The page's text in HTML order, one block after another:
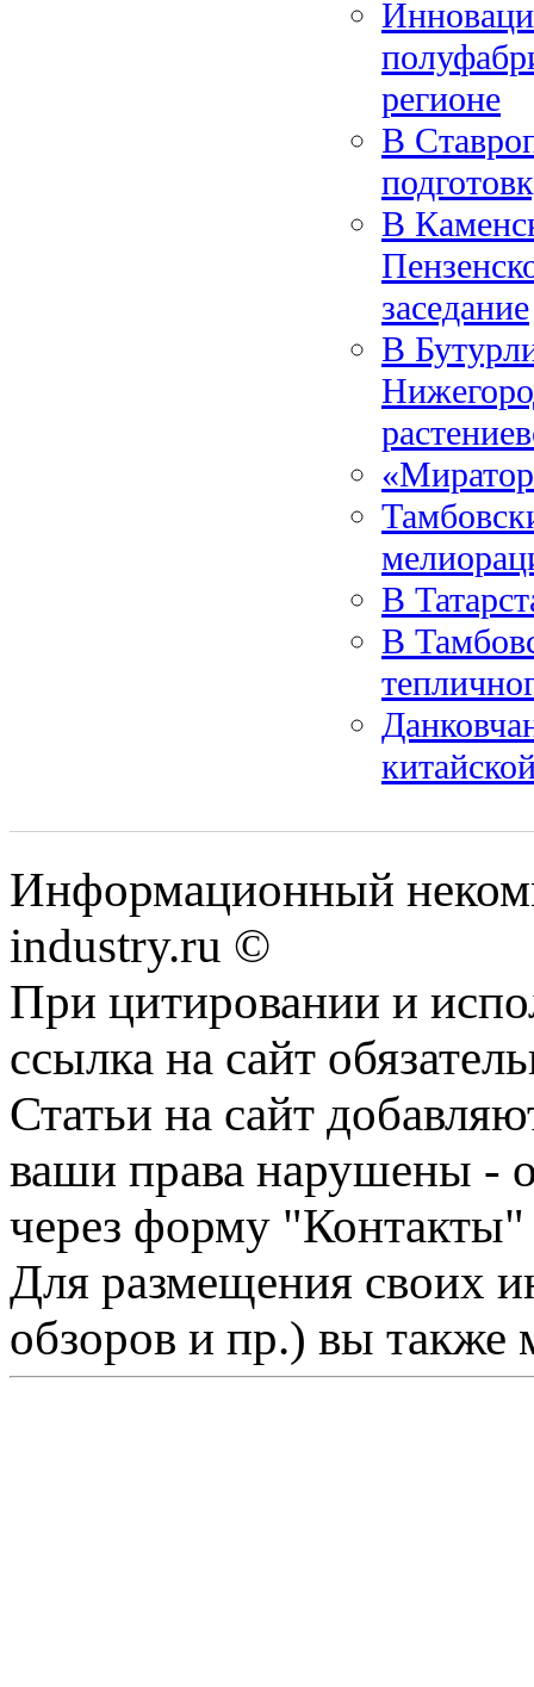
регионе
В
В
заседание
В
В
В
Информационный
industry.ru ©
При цитировании и
ссылка на сайт
Статьи на сайт
ваши права нарушены -
через форму "Контакты"
Для размещения своих
обзоров и пр.) вы также